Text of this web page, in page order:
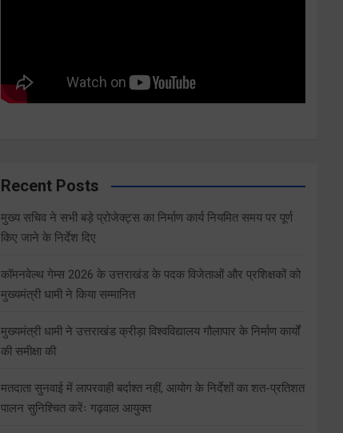
Recent Posts
मुख्य सचिव ने सभी बड़े प्रोजेक्ट्स का निर्माण कार्य नियमित समय पर पूर्ण
किए जाने के निर्देश दिए
कॉमनवेल्थ गेम्स 2026 के उत्तराखंड के पदक विजेताओं और प्रशिक्षकों को
मुख्यमंत्री धामी ने किया सम्मानित
मुख्यमंत्री धामी ने उत्तराखंड क्रीड़ा विश्वविद्यालय गौलापार के निर्माण कार्यों
की समीक्षा की
मतदाता सुनवाई में लापरवाही बर्दाश्त नहीं, आयोग के निर्देशों का शत-प्रतिशत
पालन सुनिश्चित करेंः गढ़वाल आयुक्त